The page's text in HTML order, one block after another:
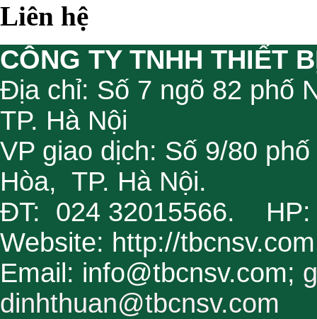
Liên hệ
CÔNG TY TNHH THIẾT
Địa chỉ: Số 7 ngõ 82 phố
TP. Hà Nội
VP giao dịch: Số 9/80
Hòa, TP. Hà Nội.
ĐT: 024 32015566.
Website: http://
Email: info@tbcnsv.com;
dinhthuan@tbcnsv.com